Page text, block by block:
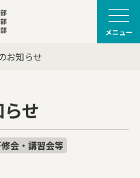
メニュー
お知らせ
せ
会・講習会等